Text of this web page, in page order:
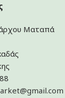
Ματαπά